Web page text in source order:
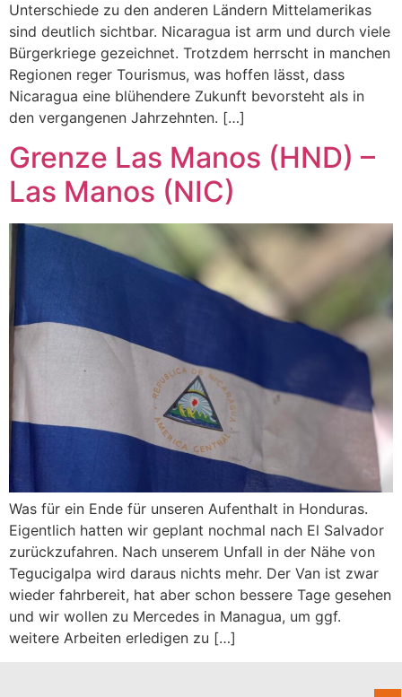
Unterschiede zu den anderen Ländern Mittelamerikas
sind deutlich sichtbar. Nicaragua ist arm und durch viele
Bürgerkriege gezeichnet. Trotzdem herrscht in manchen
Regionen reger Tourismus, was hoffen lässt, dass
Nicaragua eine blühendere Zukunft bevorsteht als in
den vergangenen Jahrzehnten. […]
Grenze Las Manos (HND) –
Las Manos (NIC)
Was für ein Ende für unseren Aufenthalt in Honduras.
Eigentlich hatten wir geplant nochmal nach El Salvador
zurückzufahren. Nach unserem Unfall in der Nähe von
Tegucigalpa wird daraus nichts mehr. Der Van ist zwar
wieder fahrbereit, hat aber schon bessere Tage gesehen
und wir wollen zu Mercedes in Managua, um ggf.
weitere Arbeiten erledigen zu […]